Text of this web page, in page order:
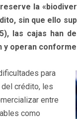
la
sin que ello
las cajas han
y operan
para
del crédito, les
entre
como